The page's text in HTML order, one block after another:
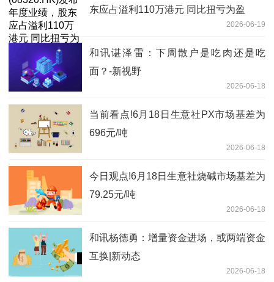
东应占溢利110万港元 同比扭亏为盈
2026-06-19
和讯谌泽雷：下周散户是吃肉还是吃
面？-新视野
2026-06-18
当前看点!6月18日生意社PX市场基差为
696元/吨
2026-06-18
今日观点!6月18日生意社烧碱市场基差为
79.25元/吨
2026-06-18
和讯杨德勇：增量资金进场，或两端资金
互换|新动态
2026-06-18